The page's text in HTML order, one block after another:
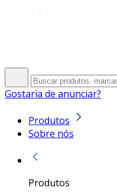
Gostaria de anunciar?
Produtos
Sobre nós
Produtos